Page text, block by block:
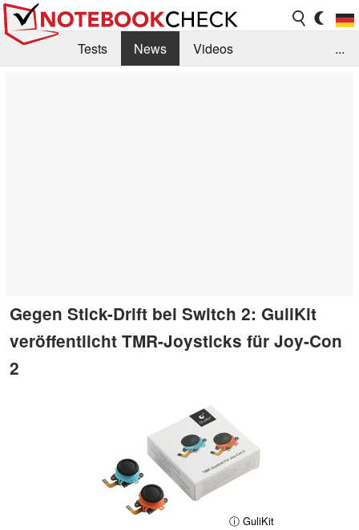
Tests News
Videos
...
Gegen Stick-Drift bei Switch 2: GuliKit
veröffentlicht TMR-Joysticks für Joy-Con
2
ⓘ GuliKit